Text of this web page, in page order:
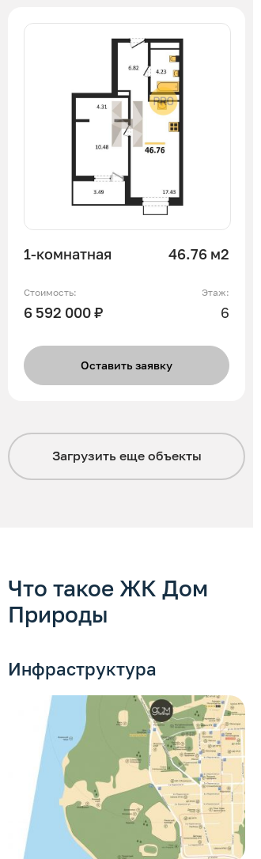
1-комнатная 46.76 м2
Стоимость:
6 592 000 ₽
Этаж:
6
Оставить заявку
Загрузить еще объекты
Что такое ЖК Дом
Природы
Инфраструктура